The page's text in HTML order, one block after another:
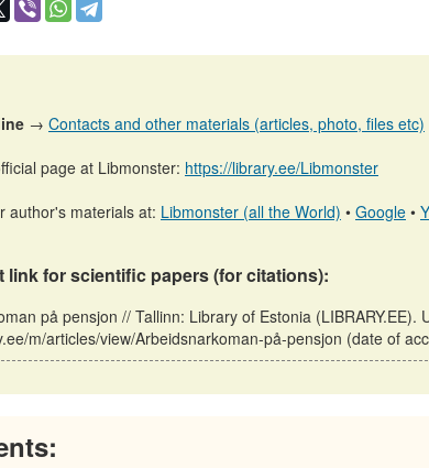
→ Contacts and other materials (articles, photo, files etc)
page at Libmonster: https://library.ee/Libmonster
author's materials at: Libmonster (all the World) • Google •
link for scientific papers (for citations):
på pensjon // Tallinn: Library of Estonia (LIBRARY.EE).
m/articles/view/Arbeidsnarkoman-på-pensjon (date of